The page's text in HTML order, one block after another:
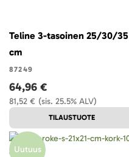
Teline 3-tasoinen 25/30/35
cm
87249
(sis. 25.5% ALV)
81,52 €
64,96 €
TILAUSTUOTE
Uutuus